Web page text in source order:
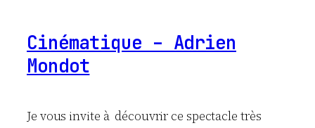
Cinématique – Adrien
Mondot
Je vous invite à découvrir ce spectacle très